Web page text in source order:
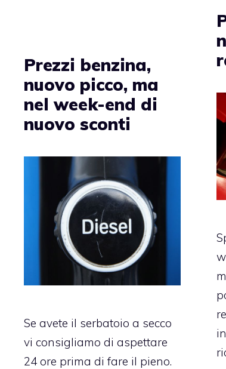
Prezzi benzina,
nuovo picco, ma
nel week-end di
nuovo sconti
Se avete il serbatoio a secco
vi consigliamo di aspettare
24 ore prima di fare il pieno.